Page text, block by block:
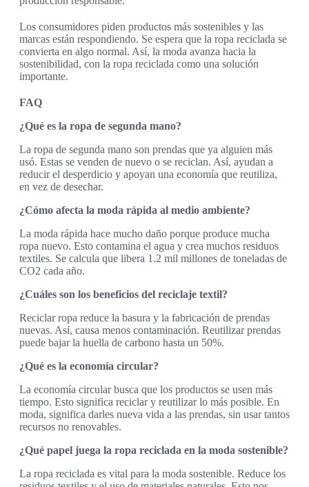
Los consumidores piden productos más sostenibles y las
marcas están respondiendo. Se espera que la ropa reciclada se
convierta en algo normal. Así, la moda avanza hacia la
sostenibilidad, con la ropa reciclada como una solución
importante.
FAQ
¿Qué es la ropa de segunda mano?
La ropa de segunda mano son prendas que ya alguien más
usó. Estas se venden de nuevo o se reciclan. Así, ayudan a
reducir el desperdicio y apoyan una economía que reutiliza,
en vez de desechar.
¿Cómo afecta la moda rápida al medio ambiente?
La moda rápida hace mucho daño porque produce mucha
ropa nuevo. Esto contamina el agua y crea muchos residuos
textiles. Se calcula que libera 1.2 mil millones de toneladas de
CO2 cada año.
¿Cuáles son los beneficios del reciclaje textil?
Reciclar ropa reduce la basura y la fabricación de prendas
nuevas. Así, causa menos contaminación. Reutilizar prendas
puede bajar la huella de carbono hasta un 50%.
¿Qué es la economía circular?
La economía circular busca que los productos se usen más
tiempo. Esto significa reciclar y reutilizar lo más posible. En
moda, significa darles nueva vida a las prendas, sin usar tantos
recursos no renovables.
¿Qué papel juega la ropa reciclada en la moda sostenible?
La ropa reciclada es vital para la moda sostenible. Reduce los